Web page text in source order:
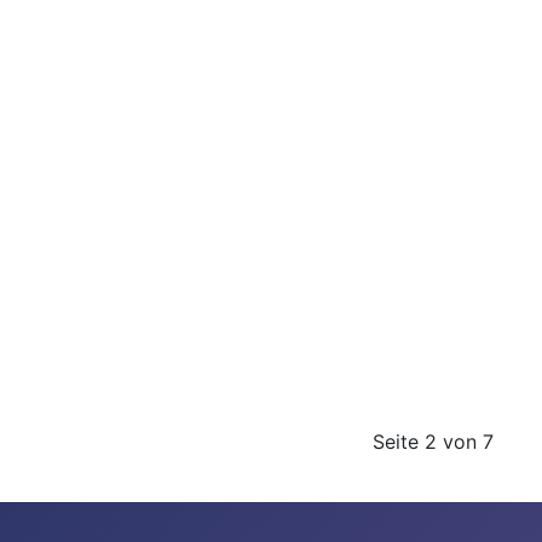
Seite 2 von 7